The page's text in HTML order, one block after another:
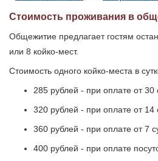
Стоимость проживания в
Общежитие предлагает гостям
или 8 койко-мест.
Стоимость одного койко-места в
285 рублей - при оплате от 30
320 рублей - при оплате от 14
360 рублей - при оплате от 7
400 рублей - при оплате